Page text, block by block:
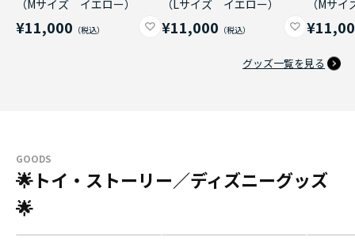
（Mサイズ イエロー）
¥11,000
（Lサイズ イエロー）
¥11,000
（Mサ
グッズ一覧を見る
GOODS
🌟トイ・ストーリー／ディズニーグッズ
🌟